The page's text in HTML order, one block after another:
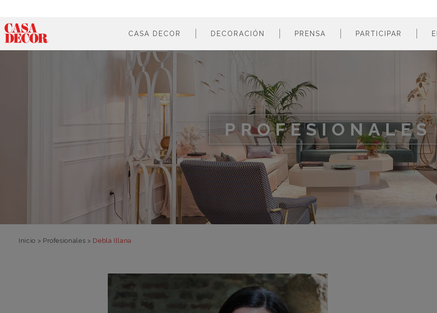
CASA DECOR
¿qué es?
en cifras
cómo participar
en los medios
DECORACIÓN
colores
estilos
materiales
PRENSA PARTICIPAR
PROFESIONALES
Inicio > Profesionales > Debla Illana